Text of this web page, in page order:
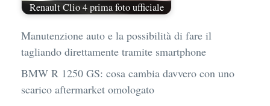
Renault Clio 4 prima foto ufficiale
Manutenzione auto e la possibilità di fare il
tagliando direttamente tramite smartphone
BMW R 1250 GS: cosa cambia davvero con uno
scarico aftermarket omologato